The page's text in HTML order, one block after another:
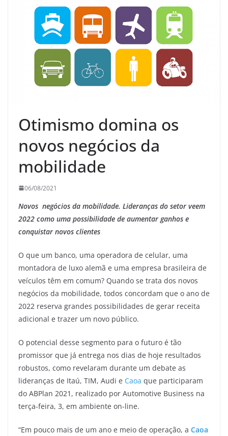
Otimismo domina os
novos negócios da
mobilidade
06/08/2021
Novos negócios da mobilidade. Lideranças do setor veem
2022 como uma possibilidade de aumentar ganhos e
conquistar novos clientes
O que um banco, uma operadora de celular, uma
montadora de luxo alemã e uma empresa brasileira de
veículos têm em comum? Quando se trata dos novos
negócios da mobilidade, todos concordam que o ano de
2022 reserva grandes possibilidades de gerar receita
adicional e trazer um novo público.
O potencial desse segmento para o futuro é tão
promissor que já entrega nos dias de hoje resultados
robustos, como revelaram durante um debate as
lideranças de Itaú, TIM, Audi e Caoa que participaram
do ABPlan 2021, realizado por Automotive Business na
terça-feira, 3, em ambiente on-line.
“Em pouco mais de um ano e meio de operação, a Caoa